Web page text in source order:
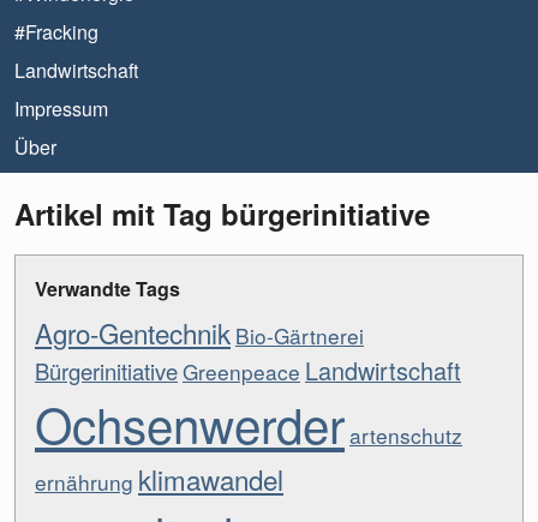
#Fracking
Landwirtschaft
Impressum
Über
Artikel mit Tag bürgerinitiative
Verwandte Tags
Agro-Gentechnik Bio-Gärtnerei
BürgerinitiativeGreenpeace Landwirtschaft
Ochsenwerderartenschutz
ernährung klimawandel